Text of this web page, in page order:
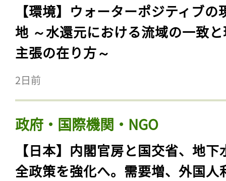
【環境】ウォーターポジティブの
地 ～水還元における流域の一致
主張の在り方～
2日前
政府・国際機関・NGO
【日本】内閣官房と国交省、地下
全政策を強化へ。需要増、外国人